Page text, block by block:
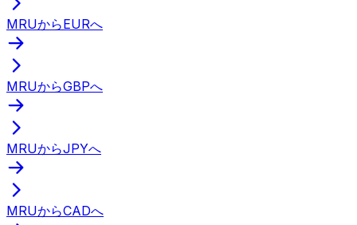
MRUからEURへ
MRUからGBPへ
MRUからJPYへ
MRUからCADへ